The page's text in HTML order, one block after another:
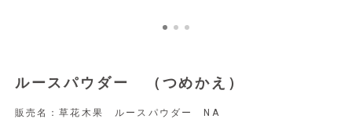
ルースパウダー （つめかえ）
販売名：草花木果 ルースパウダー NA